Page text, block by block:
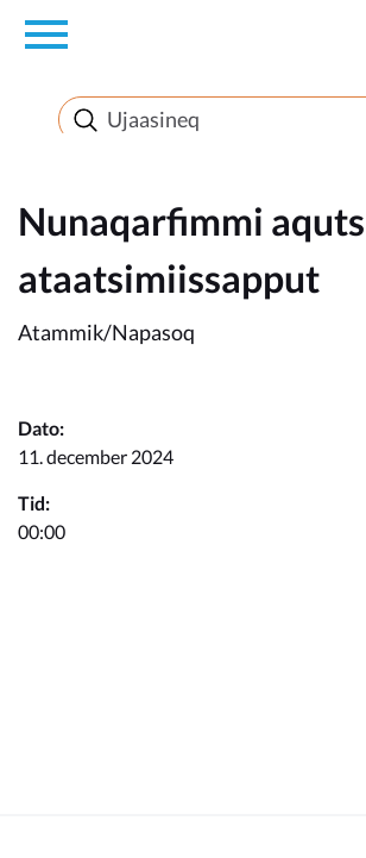
en
Innuttaasunut
Inuussutissarsiorneq
Politikki
Imminut sullinneq
Kommunimi pilersaarut
Nunaqarfimmi
ataatsimiissapput
Atammik/Napasoq
Dato:
11. december 2024
Tid:
00:00